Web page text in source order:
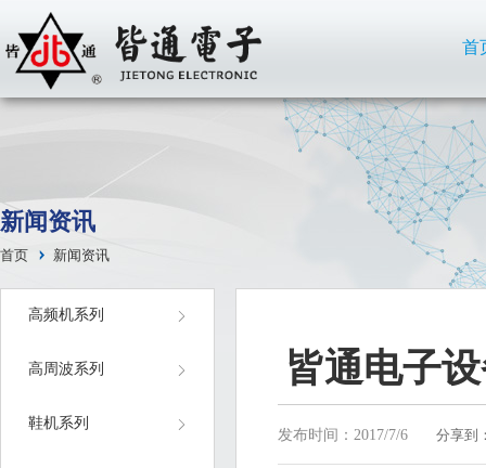
首
新闻资讯
首页 新闻资讯
高频机系列
高周波系列
鞋机系列
皆通电子
发布时间：2017/7/6 分享到